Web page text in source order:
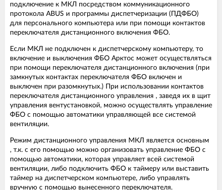
подключение к МКЛ посредством коммуникационного
протокола ABUS и программы диспетчеризации (ПДФБО)
для персонального компьютера или при помощи контактов
переключателя дистанционного включения ФБО.
Если МКЛ не подключен к диспетчерскому компьютеру, то
включение и выключения ФБО Арктос может осуществляться
при помощи переключателя дистанционного включения (при
замкнутых контактах переключателя ФБО включен и
выключен при разомкнутых.) При использовании контактов
переключателя дистанционного управления , заведя их в щит
управления вентустановкой, можно осуществлять управление
ФБО с помощью автоматики управляющей все системой
вентиляции.
Режим дистанционного управления МКЛ является основным
, т.к. с его помощью можно организовать управление ФБО с
помощью автоматики, которая управляет всей системой
вентиляции, либо подключить ФБО к таймеру или выставить
таймер на диспетчерском компьютере, либо управлять
вручную с помощью вынесенного переключателя.